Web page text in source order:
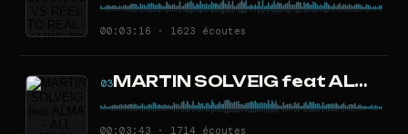
00:03:16 · 1623 écoutes
03 MARTIN SOLVEIG feat ALMA - ALL STARS (LAURENT H. REMIX)
00:03:43 · 1714 écoutes